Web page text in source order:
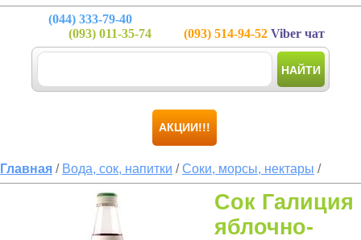
(044) 333-79-40
(093) 011-35-74 (093) 514-94-52 Viber чат
НАЙТИ
АКЦИИ!!!
Главная / Вода, сок, напитки /Соки, морсы, нектары /
Сок Галиция
яблочно-